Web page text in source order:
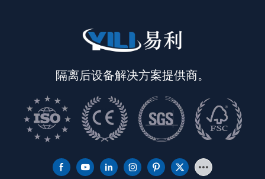
隔离后设备解决方案提供商。